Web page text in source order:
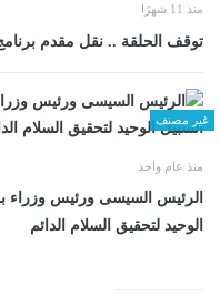
منذ 11 شهرًا
توقف الحلقة .. نقل مقدم برنامج 90 دقيقة إلى المستشفى في
غير مصنف
منذ عام واحد
الرئيس السيسى ورئيس وزراء
الوحيد لتحقيق السلام الدائم